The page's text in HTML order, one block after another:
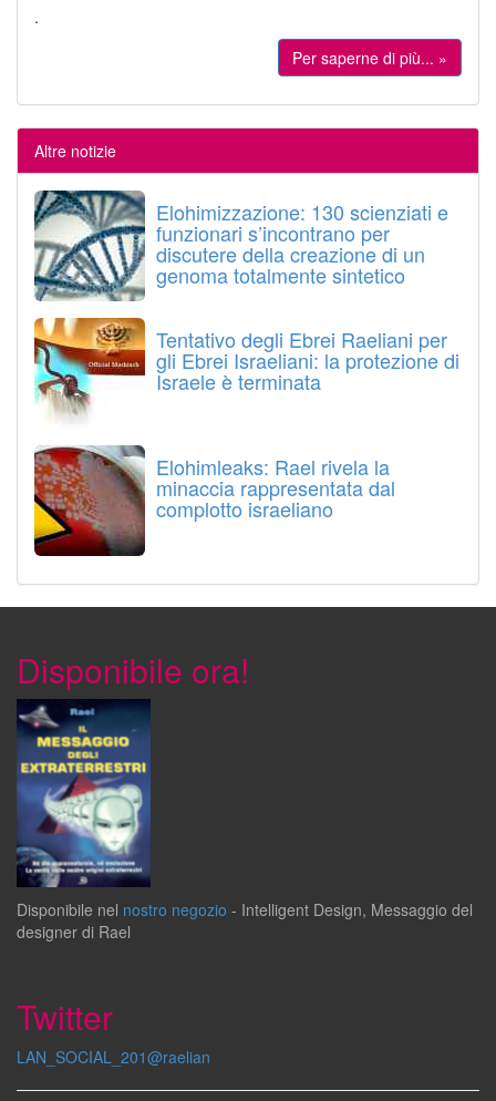
.
Per saperne di più... »
Altre notizie
Elohimizzazione: 130 scienziati e
funzionari s’incontrano per
discutere della creazione di un
genoma totalmente sintetico
Tentativo degli Ebrei Raeliani per
gli Ebrei Israeliani: la protezione di
Israele è terminata
Elohimleaks: Rael rivela la
minaccia rappresentata dal
complotto israeliano
Disponibile ora!
Disponibile nel nostro negozio - Intelligent Design, Messaggio del
designer di Rael
Twitter
LAN_SOCIAL_201@raelian